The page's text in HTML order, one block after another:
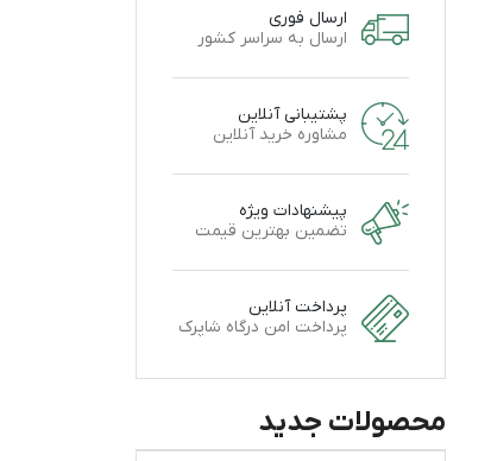
ارسال فوری
ارسال به سراسر کشور
پشتیبانی آنلاین
مشاوره خرید آنلاین
پیشنهادات ویژه
تضمین بهترین قیمت
پرداخت آنلاین
پرداخت امن درگاه شاپرک
محصولات جدید